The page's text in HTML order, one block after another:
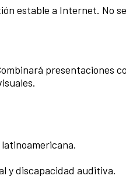
estable a Internet. No
presentaciones
y discapacidad auditiva.